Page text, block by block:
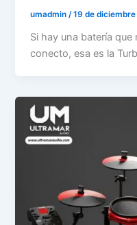
umadmin /19 de
Si hay una batería
conecto, esa es la